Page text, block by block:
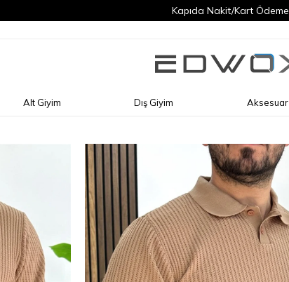
Kapıda Nakit/Kart Ödeme
Alt Giyim Dış Giyim Aksesuar